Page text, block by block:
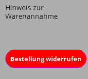
Hinweis zur
Warenannahme
Bestellung widerrufen